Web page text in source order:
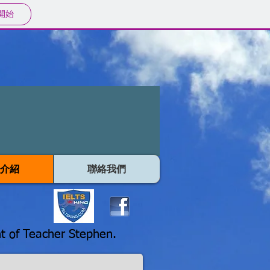
始
of Teacher Stephen.
紹 聯絡我們